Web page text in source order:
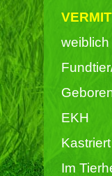
weiblich
EKH
Im